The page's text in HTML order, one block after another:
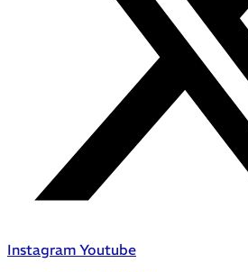
Instagram Youtube